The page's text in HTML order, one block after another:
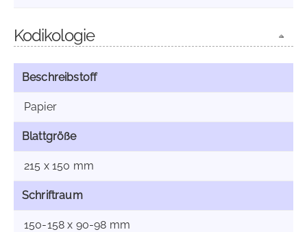
Kodikologie
Beschreibstoff
Papier
Blattgröße
215 x 150 mm
Schriftraum
150-158 x 90-98 mm